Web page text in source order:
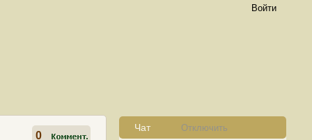
Войти
0
Чат Отключить